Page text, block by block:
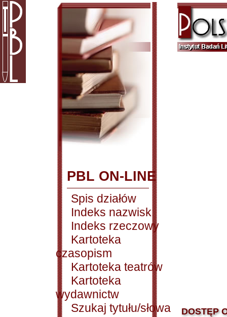
PBL ON-LINE
Spis działów
Indeks nazwisk
Indeks rzeczowy
Kartoteka
czasopism
Kartoteka teatrów
Kartoteka
wydawnictw
Szukaj tytułu/słowa
DOSTĘP